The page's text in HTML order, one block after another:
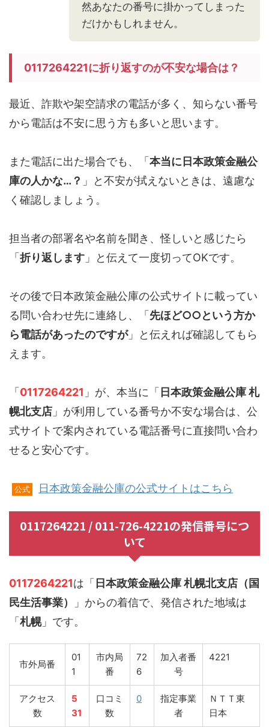
然あなたの番号に掛かってしまった
だけかもしれません。
0117264221に折り返すのが不安な場合は？
最近、詐欺や架空請求の電話が多く、知らない番号
から電話は不安に思う方も多いと思います。
また電話に出た場合でも、「 本当に日本政策金融公
庫の人かな…？ 」と不安が拭えないときは、遠慮な
く確認しましょう。
担当者の部署名や名前を聞き、怪しいと感じたら
「 折り返します 」と伝えて一度切ってOKです。
その後で日本政策金融公庫の公式サイトに載ってい
る問い合わせ先に連絡し、「 先ほど○○という方か
ら電話があったのですが」と伝えれば確認してもら
えます。
「 0117264221 」が、本当に「 日本政策金融公庫 札
幌北支店 」が利用している番号か不安な場合は、公
式サイトで案内されている電話番号に直接問い合わ
せると安心です。
公式 日本政策金融公庫の公式サイトはこちら
0117264221 / 011-726-4221の発信番号につ
いて
0117264221は「 日本政策金融公庫 札幌北支店（国
民生活事業）
」からの着信で、発信された地域は
「 札幌」です。
市外局番
01
1
市内局
番
72
6
加入者番
号
4221
アクセス
数
5
31
口コミ
数
0
指定事業
者
ＮＴＴ東
日本